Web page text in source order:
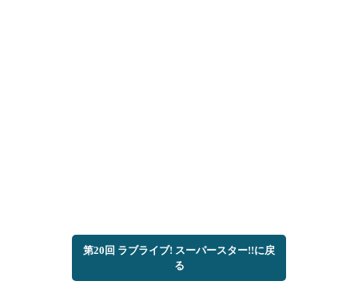
第20回 ラブライブ! スーパースター!!に戻
る